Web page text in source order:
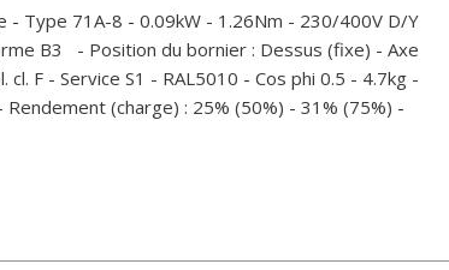
- Type 71A-8 - 0.09kW - 1.26Nm - 230/400V D/Y
B3   - Position du bornier : Dessus (fixe) - Axe
F - Service S1 - RAL5010 - Cos phi 0.5 - 4.7kg -
(charge) : 25% (50%) - 31% (75%) -